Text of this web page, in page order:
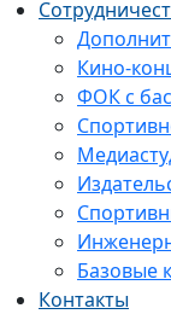
Кино-
ФОК с
Базовые
Контакты